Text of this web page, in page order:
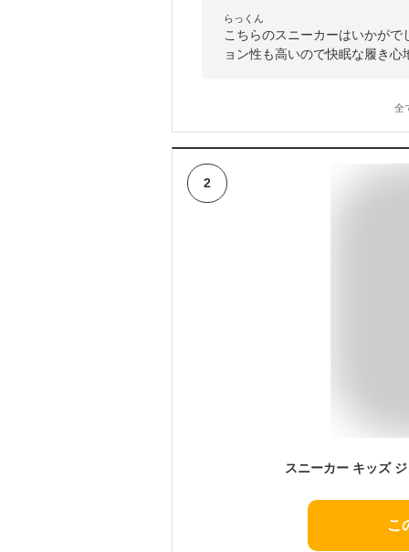
らっくん
こちらのスニーカーはいかが
ョン性も高いので快眠な履き心
全
2
こ